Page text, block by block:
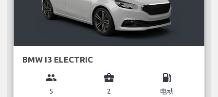
BMW I3 ELECTRIC
group
5
business_center
2
local_gas_station
电动